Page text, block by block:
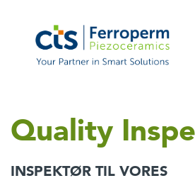
Quality
INSPEKTØR TIL VORES